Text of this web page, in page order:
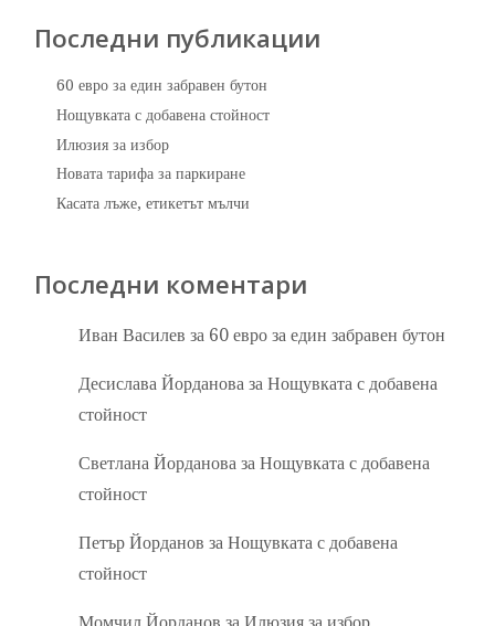
Последни публикации
60 евро за един забравен бутон
Нощувката с добавена стойност
Илюзия за избор
Новата тарифа за паркиране
Касата лъже, етикетът мълчи
Последни коментари
Иван Василев за 60 евро за един забравен бутон
Десислава Йорданова заНощувката с добавена
стойност
Светлана Йорданова заНощувката с добавена
стойност
Петър Йорданов заНощувката с добавена
стойност
Момчил Йорданов заИлюзия за избор